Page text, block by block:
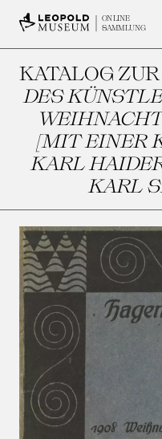
ONLINE
SAMMLUNG
KATALOG ZUR
DES
[MIT EINER
KARL
KARL